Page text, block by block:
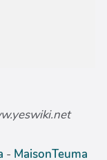
- MaisonTeuma